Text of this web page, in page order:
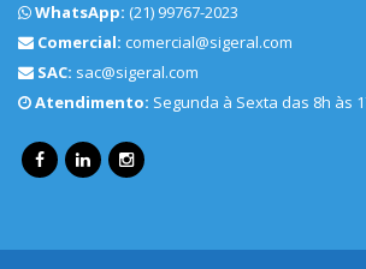
WhatsApp: (21) 99767-2023
Comercial: comercial@sigeral.com
SAC: sac@sigeral.com
Atendimento: Segunda à Sexta das 8h às